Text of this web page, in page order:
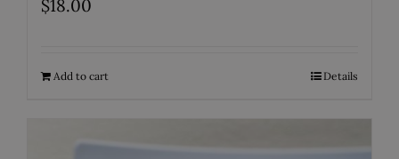
$18.00
Add to cart Details